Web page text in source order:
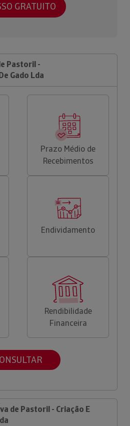
GRATUITO
Pastoril -
Gado Lda
Prazo Médio de
Recebimentos
Endividamento
Rendibilidade
Financeira
de Pastoril - Criação E